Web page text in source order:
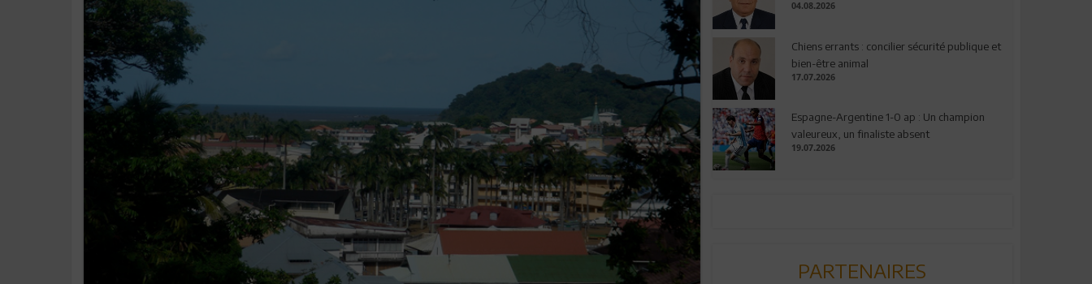
04.08.2026
Chiens errants : concilier sécurité publique et
bien-être animal
17.07.2026
Espagne-Argentine 1-0 ap : Un champion
valeureux, un finaliste absent
19.07.2026
PARTENAIRES